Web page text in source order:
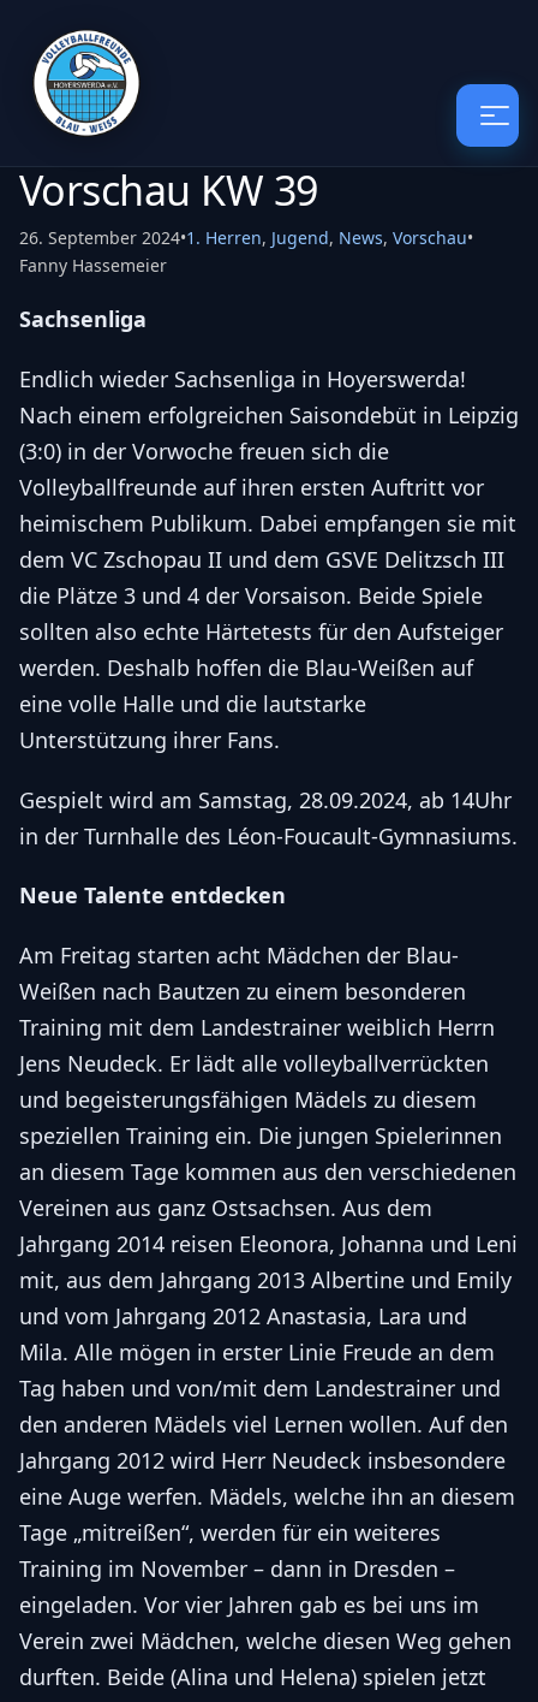
Vorschau KW 39
26. September 2024•1. Herren, Jugend, News, Vorschau•
Fanny Hassemeier
Sachsenliga
Endlich wieder Sachsenliga in Hoyerswerda!
Nach einem erfolgreichen Saisondebüt in Leipzig
(3:0) in der Vorwoche freuen sich die
Volleyballfreunde auf ihren ersten Auftritt vor
heimischem Publikum. Dabei empfangen sie mit
dem VC Zschopau II und dem GSVE Delitzsch III
die Plätze 3 und 4 der Vorsaison. Beide Spiele
sollten also echte Härtetests für den Aufsteiger
werden. Deshalb hoffen die Blau-Weißen auf
eine volle Halle und die lautstarke
Unterstützung ihrer Fans.
Gespielt wird am Samstag, 28.09.2024, ab 14Uhr
in der Turnhalle des Léon-Foucault-Gymnasiums.
Neue Talente entdecken
Am Freitag starten acht Mädchen der Blau-
Weißen nach Bautzen zu einem besonderen
Training mit dem Landestrainer weiblich Herrn
Jens Neudeck. Er lädt alle volleyballverrückten
und begeisterungsfähigen Mädels zu diesem
speziellen Training ein. Die jungen Spielerinnen
an diesem Tage kommen aus den verschiedenen
Vereinen aus ganz Ostsachsen. Aus dem
Jahrgang 2014 reisen Eleonora, Johanna und Leni
mit, aus dem Jahrgang 2013 Albertine und Emily
und vom Jahrgang 2012 Anastasia, Lara und
Mila. Alle mögen in erster Linie Freude an dem
Tag haben und von/mit dem Landestrainer und
den anderen Mädels viel Lernen wollen. Auf den
Jahrgang 2012 wird Herr Neudeck insbesondere
eine Auge werfen. Mädels, welche ihn an diesem
Tage „mitreißen“, werden für ein weiteres
Training im November – dann in Dresden –
eingeladen. Vor vier Jahren gab es bei uns im
Verein zwei Mädchen, welche diesen Weg gehen
durften. Beide (Alina und Helena) spielen jetzt